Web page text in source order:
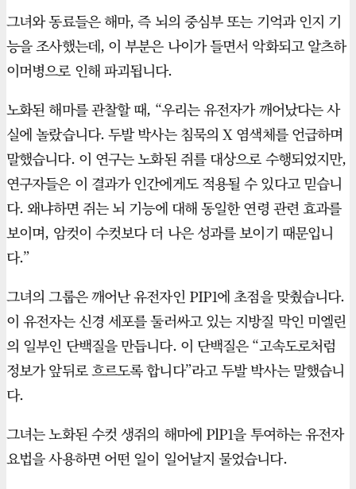
그녀와 동료들은 해마, 즉 뇌의 중심부 또는 기억과 인지 기
능을 조사했는데, 이 부분은 나이가 들면서 악화되고 알츠하
이머병으로 인해 파괴됩니다.
노화된 해마를 관찰할 때, “우리는 유전자가 깨어났다는 사
실에 놀랐습니다. 두발 박사는 침묵의 X 염색체를 언급하며
말했습니다. 이 연구는 노화된 쥐를 대상으로 수행되었지만,
연구자들은 이 결과가 인간에게도 적용될 수 있다고 믿습니
다. 왜냐하면 쥐는 뇌 기능에 대해 동일한 연령 관련 효과를
보이며, 암컷이 수컷보다 더 나은 성과를 보이기 때문입니
다.”
그녀의 그룹은 깨어난 유전자인 PIP1에 초점을 맞췄습니다.
이 유전자는 신경 세포를 둘러싸고 있는 지방질 막인 미엘린
의 일부인 단백질을 만듭니다. 이 단백질은 “고속도로처럼
정보가 앞뒤로 흐르도록 합니다”라고 두발 박사는 말했습니
다.
그녀는 노화된 수컷 생쥐의 해마에 PlP1을 투여하는 유전자
요법을 사용하면 어떤 일이 일어날지 물었습니다.